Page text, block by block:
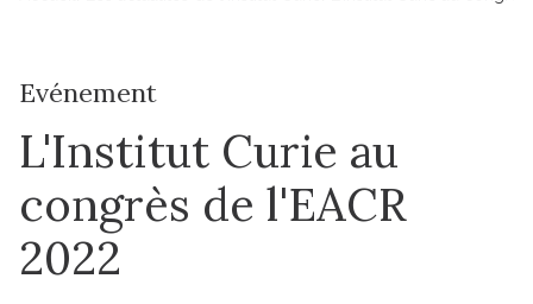
Evénement
L'Institut Curie au
congrès de l'EACR
2022